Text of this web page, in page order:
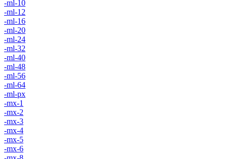
-ml-10
-ml-12
-ml-16
-ml-20
-ml-24
-ml-32
-ml-40
-ml-48
-ml-56
-ml-64
-ml-px
-mx-1
-mx-2
-mx-3
-mx-4
-mx-5
-mx-6